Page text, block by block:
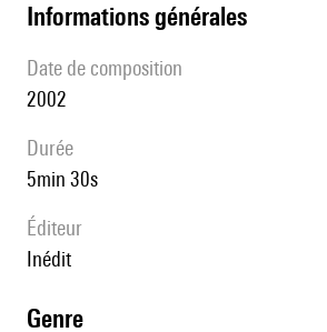
informations générales
date de composition
2002
durée
5min 30s
éditeur
Inédit
genre